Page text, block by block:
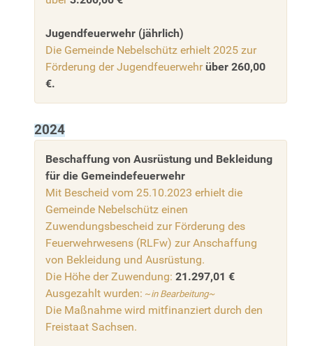
Jugendfeuerwehr (jährlich)
Die Gemeinde Nebelschütz erhielt 2025 zur
Förderung der Jugendfeuerwehrüber 260,00
€.
2024
Beschaffung von Ausrüstung und Bekleidung
für die Gemeindefeuerwehr
Mit Bescheid vom 25.10.2023 erhielt die
Gemeinde Nebelschütz einen
Zuwendungsbescheid zur Förderung des
Feuerwehrwesens (RLFw) zur Anschaffung
von Bekleidung und Ausrüstung.
Die Höhe der Zuwendung: 21.297,01 €
Ausgezahlt wurden: ~in Bearbeitung~
Die Maßnahme wird mitfinanziert durch den
Freistaat Sachsen.